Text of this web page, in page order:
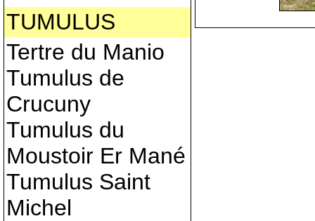
TUMULUS
Tertre du Manio
Tumulus de
Crucuny
Tumulus du
Moustoir Er Mané
Tumulus Saint
Michel